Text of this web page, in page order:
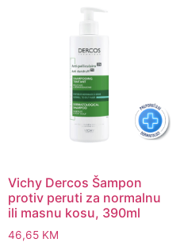
Vichy Dercos Šampon
protiv peruti za normalnu
ili masnu kosu, 390ml
46,65 KM